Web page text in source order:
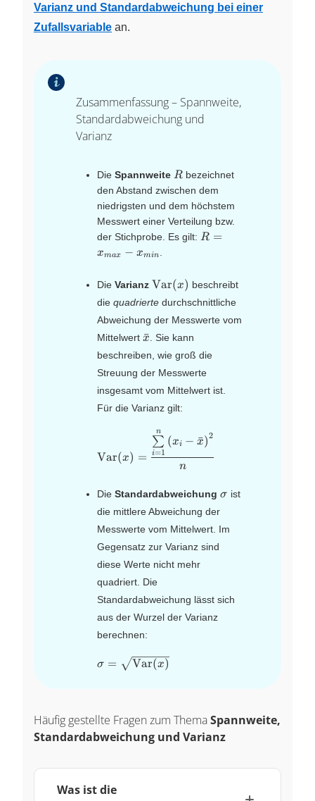
Varianz und Standardabweichung bei einer
Zufallsvariable an.
Zusammenfassung – Spannweite,
Standardabweichung und
Varianz
Die Spannweite R
R bezeichnet
den Abstand zwischen dem
niedrigsten und dem höchstem
Messwert einer Verteilung bzw.
der Stichprobe. Es gilt: R =
x_{min}
R =
xmax − xmin
Die Varianz \text{Var}
(x)
Var(x) beschreibt
die quadrierte durchschnittliche
Abweichung der Messwerte vom
Mittelwert \bar{x}
x
ˉ . Sie kann
beschreiben, wie groß die
Streuung der Messwerte
insgesamt vom Mittelwert ist.
Für die Varianz gilt:
\text{Var}(x) =
\dfrac{\sum\limits_{i
= 1}^{n} {(x_i -
Var(x) =
n
i=1
∑
n
(xi − x
ˉ)2
Die Standardabweichung \sigma
σ ist
die mittlere Abweichung der
Messwerte vom Mittelwert. Im
Gegensatz zur Varianz sind
diese Werte nicht mehr
quadriert. Die
Standardabweichung lässt sich
aus der Wurzel der Varianz
berechnen:
\sigma =
σ = Var(x)
Häufig gestellte Fragen zum ThemaSpannweite,
Standardabweichung und Varianz
Was ist die